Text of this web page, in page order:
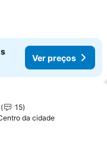
Ver preços
aos favoritos
15
da cidade